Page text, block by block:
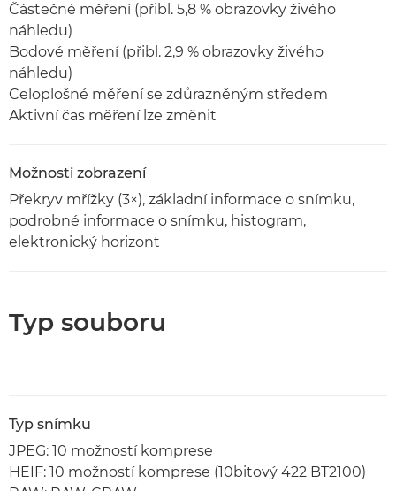
Částečné měření (přibl. 5,8 % obrazovky živého
náhledu)
Bodové měření (přibl. 2,9 % obrazovky živého
náhledu)
Celoplošné měření se zdůrazněným středem
Aktivní čas měření lze změnit
Možnosti zobrazení
Překryv mřížky (3×), základní informace o snímku,
podrobné informace o snímku, histogram,
elektronický horizont
Typ souboru
Typ snímku
JPEG: 10 možností komprese
HEIF: 10 možností komprese (10bitový 422 BT2100)